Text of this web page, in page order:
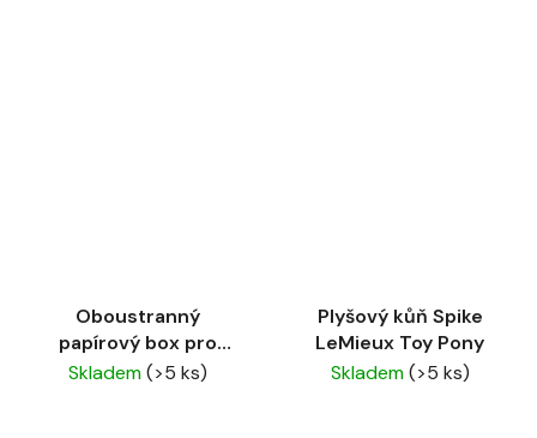
Oboustranný
papírový box pro
plyšové koně LeMieux
Skladem(>5 ks)
Plyšový kůň Spike
LeMieux Toy Pony
Skladem(>5 ks)